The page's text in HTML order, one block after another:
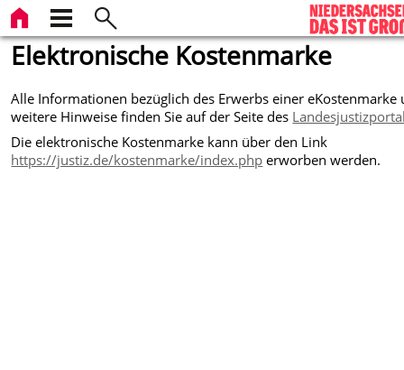
Elektronische Kostenmarke
Alle Informationen bezüglich des Erwerbs einer eKostenmarke
weitere Hinweise finden Sie auf der Seite des
Die elektronische Kostenmarke kann über den Link
https://justiz.de/kostenmarke/index.php erworben werden.